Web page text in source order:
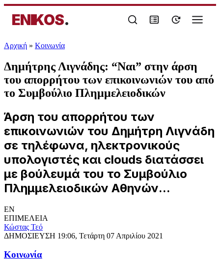
ENIKOS.
Αρχική » Κοινωνία
Δημήτρης Λιγνάδης: “Ναι” στην άρση
του απορρήτου των επικοινωνιών του από
το Συμβούλιο Πλημμελειοδικών
Άρση του απορρήτου των
επικοινωνιών του Δημήτρη Λιγνάδη
σε τηλέφωνα, ηλεκτρονικούς
υπολογιστές και clouds διατάσσει
με βούλευμά του το Συμβούλιο
Πλημμελειοδικών Αθηνών...
EN
ΕΠΙΜΕΛΕΙΑ
Κώστας Τεό
ΔΗΜΟΣΙΕΥΣΗ 19:06, Τετάρτη 07 Απριλίου 2021
Κοινωνία